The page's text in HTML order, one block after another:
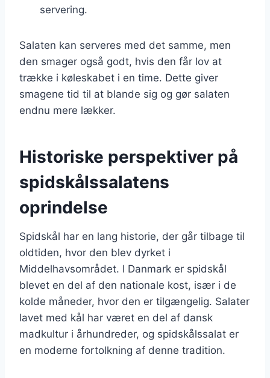
servering.
Salaten kan serveres med det samme, men
den smager også godt, hvis den får lov at
trække i køleskabet i en time. Dette giver
smagene tid til at blande sig og gør salaten
endnu mere lækker.
Historiske perspektiver på
spidskålssalatens
oprindelse
Spidskål har en lang historie, der går tilbage til
oldtiden, hvor den blev dyrket i
Middelhavsområdet. I Danmark er spidskål
blevet en del af den nationale kost, især i de
kolde måneder, hvor den er tilgængelig. Salater
lavet med kål har været en del af dansk
madkultur i århundreder, og spidskålssalat er
en moderne fortolkning af denne tradition.